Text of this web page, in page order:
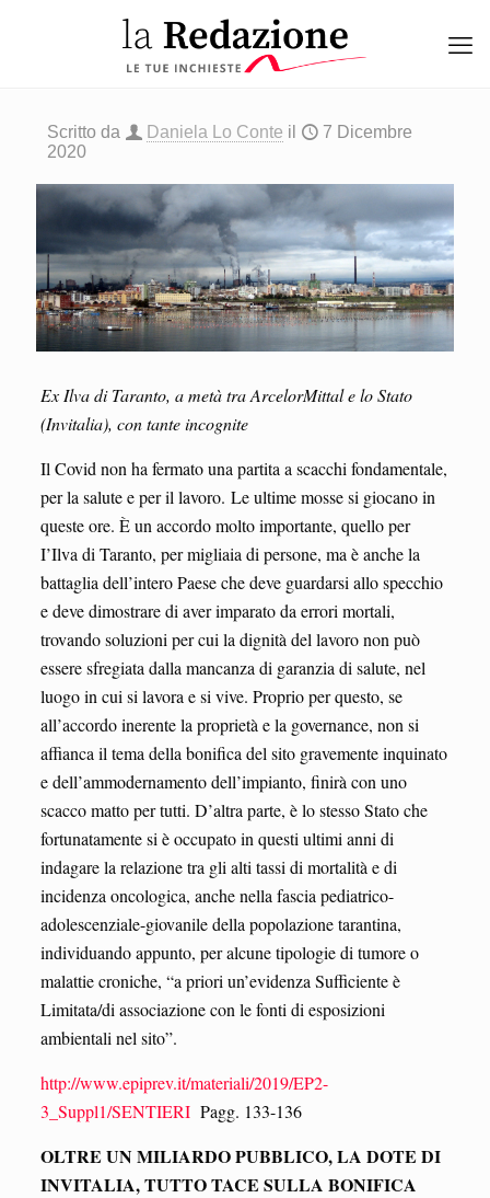
Scritto da Daniela Lo Conte il
7 Dicembre
2020
Ex Ilva di Taranto, a metà tra ArcelorMittal e lo Stato
(Invitalia), con tante incognite
Il Covid non ha fermato una partita a scacchi fondamentale,
per la salute e per il lavoro. Le ultime mosse si giocano in
queste ore. È un accordo molto importante, quello per
I’Ilva di Taranto, per migliaia di persone, ma è anche la
battaglia dell’intero Paese che deve guardarsi allo specchio
e deve dimostrare di aver imparato da errori mortali,
trovando soluzioni per cui la dignità del lavoro non può
essere sfregiata dalla mancanza di garanzia di salute, nel
luogo in cui si lavora e si vive. Proprio per questo, se
all’accordo inerente la proprietà e la governance, non si
affianca il tema della bonifica del sito gravemente inquinato
e dell’ammodernamento dell’impianto, finirà con uno
scacco matto per tutti. D’altra parte, è lo stesso Stato che
fortunatamente si è occupato in questi ultimi anni di
indagare la relazione tra gli alti tassi di mortalità e di
incidenza oncologica, anche nella fascia pediatrico-
adolescenziale-giovanile della popolazione tarantina,
individuando appunto, per alcune tipologie di tumore o
malattie croniche, “a priori un’evidenza Sufficiente è
Limitata/di associazione con le fonti di esposizioni
ambientali nel sito”.
http://www.epiprev.it/materiali/2019/EP2-
3_Suppl1/SENTIERIPagg. 133-136
OLTRE UN MILIARDO PUBBLICO, LA DOTE DI
INVITALIA, TUTTO TACE SULLA BONIFICA